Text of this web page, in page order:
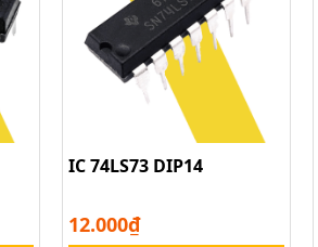
IC 74LS73 DIP14
12.000₫